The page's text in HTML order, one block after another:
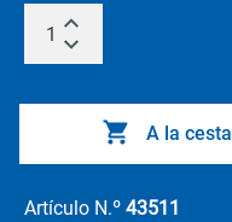
A la cesta
Artículo N.º 43511